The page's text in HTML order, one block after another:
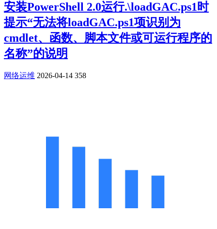
安装PowerShell 2.0运行.\loadGAC.ps1时
提示“无法将loadGAC.ps1项识别为
cmdlet、函数、脚本文件或可运行程序的
名称”的说明
网络运维 2026-04-14 358